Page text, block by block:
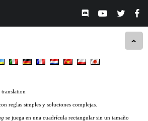
reglas simples y soluciones complejas.
se juega en una cuadrícula rectangular sin un tamaño